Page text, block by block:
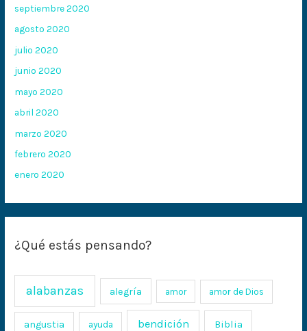
septiembre 2020
agosto 2020
julio 2020
junio 2020
mayo 2020
abril 2020
marzo 2020
febrero 2020
enero 2020
¿Qué estás pensando?
alabanzas alegría amor amor de Dios
angustia ayuda bendición Biblia